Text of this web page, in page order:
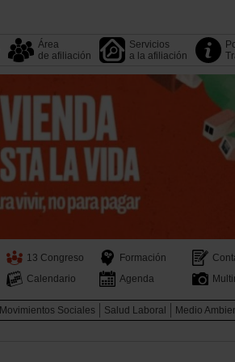
Área
de afiliación
Servicios
a la afiliación
13 Congreso Formación
Calendario
Agenda
Movimientos Sociales Salud Laboral Medio